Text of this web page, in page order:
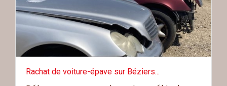
Rachat de voiture-épave sur Béziers...